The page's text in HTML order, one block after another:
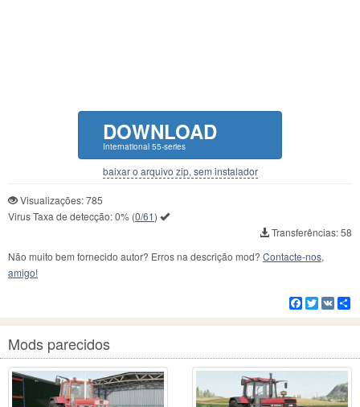
DOWNLOAD
International 55-series
baixar o arquivo zip, sem instalador
Visualizações: 785
Virus Taxa de detecção:0% (0/61)
Transferências: 58
Não muito bem fornecido autor? Erros na descrição mod? Contacte-nos,
amigo!
Facebook
Twitter
VK
Mods parecidos